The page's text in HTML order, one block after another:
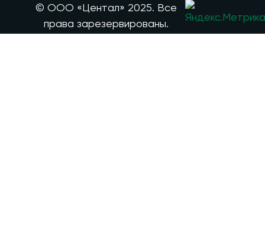
© ООО «Центал» 2025. Все
права зарезервированы.